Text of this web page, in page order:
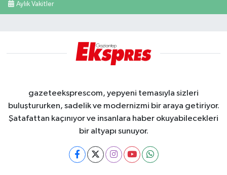
Aylık Vakitler
gazeteeksprescom, yepyeni temasıyla sizleri
buluştururken, sadelik ve modernizmi bir araya getiriyor.
Şatafattan kaçınıyor ve insanlara haber okuyabilecekleri
bir altyapı sunuyor.